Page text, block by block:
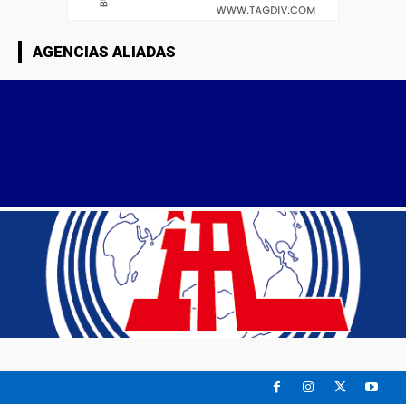
AGENCIAS ALIADAS